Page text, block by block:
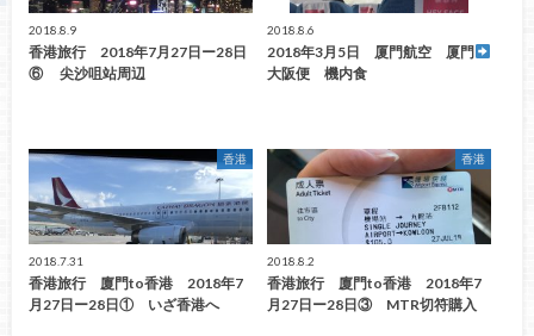
2018.8.9
香港旅行 2018年7月27日ー28日
⑥ 尖沙咀站周辺
2018.8.6
2018年3月5日 厦門航空 厦門
大阪便 機内食
香港
2018.7.31
香港旅行 廈門to香港 2018年7
月27日ー28日① いざ香港へ
香港
2018.8.2
香港旅行 廈門to香港 2018年7
月27日ー28日③ MTR切符購入